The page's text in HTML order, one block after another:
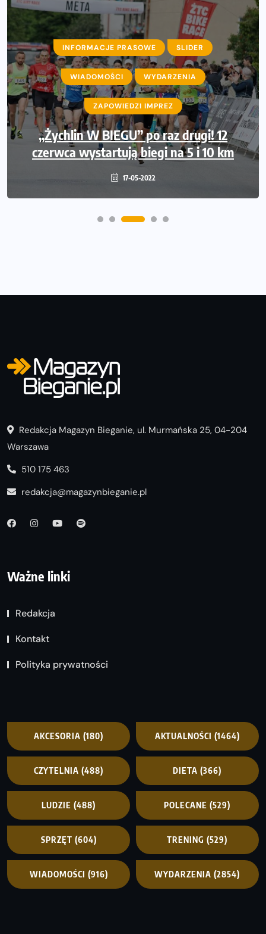
INFORMACJE PRASOWE SLIDER
WIADOMOŚCI WYDARZENIA
ZAPOWIEDZI IMPREZ
„Żychlin W BIEGU” po raz drugi! 12
czerwca wystartują biegi na 5 i 10 km
17-05-2022
Redakcja Magazyn Bieganie, ul. Murmańska 25, 04-204
Warszawa
510 175 463
redakcja@magazynbieganie.pl
Ważne linki
Redakcja
Kontakt
Polityka prywatności
AKCESORIA (180) AKTUALNOŚCI (1464)
CZYTELNIA (488) DIETA (366)
LUDZIE (488) POLECANE (529)
SPRZĘT (604) TRENING (529)
WIADOMOŚCI (916) WYDARZENIA (2854)